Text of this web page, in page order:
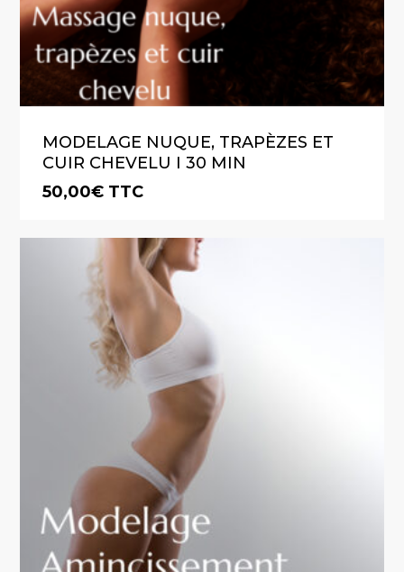
VOTRE PANIER EST VIDE.
Go To Shop
MODELAGE NUQUE, TRAPÈZES ET
CUIR CHEVELU I 30 MIN
50,00€ TTC